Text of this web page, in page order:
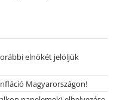
elnökét jelöljük
Magyarországon!